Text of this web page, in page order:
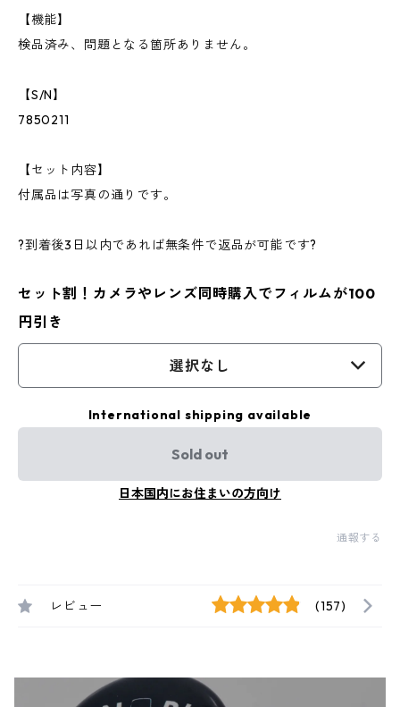
【機能】
検品済み、問題となる箇所ありません。
【S/N】
7850211
【セット内容】
付属品は写真の通りです。
?到着後3日以内であれば無条件で返品が可能です?
セット割！カメラやレンズ同時購入でフィルムが100
円引き
選択なし
International shipping available
Sold out
日本国内にお住まいの方向け
通報する
レビュー (157)